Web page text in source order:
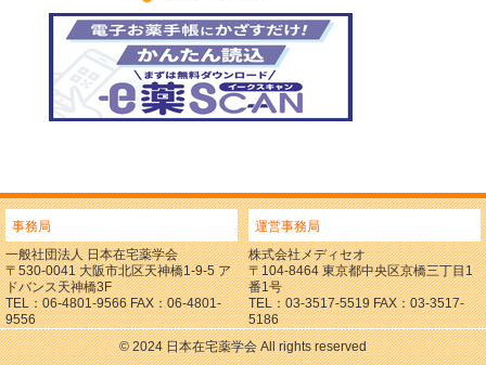
事務局
一般社団法人 日本在宅薬学会
〒530-0041 大阪市北区天神橋1-9-5 ア
ドバンス天神橋3F
TEL：06-4801-9566 FAX：06-4801-
9556
運営事務局
株式会社メディセオ
〒104-8464 東京都中央区京橋三丁目1
番1号
TEL：03-3517-5519 FAX：03-3517-
5186
© 2024 日本在宅薬学会 All rights reserved